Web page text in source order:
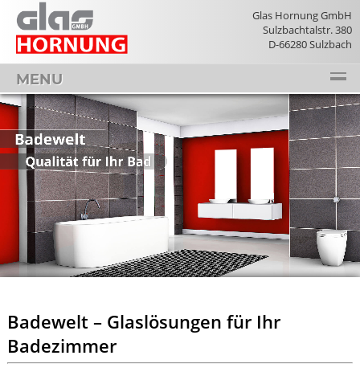
Glas Hornung GmbH
Sulzbachtalstr. 380
D-66280 Sulzbach
MENU
Im folgenden Bereich befindet sich ein Intro, in dem sich
Badewelt
Qualität für Ihr Bad
Badewelt – Glaslösungen für Ihr
Badezimmer